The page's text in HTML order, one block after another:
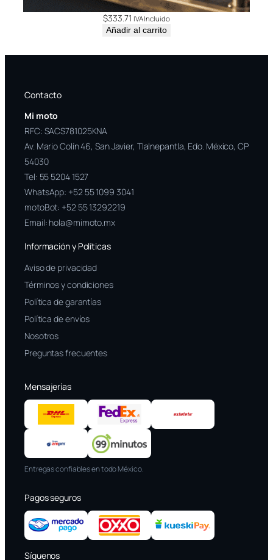
$333.71 IVA Incluido
Añadir al carrito
Contacto
Mi moto
RFC: SACS781025KNA
Av. Mario Colín 46, San Javier, Tlalnepantla, Edo. México, CP
54030
Tel: 55 5204 1527
WhatsApp: +52 55 1099 3041
motoBot: +52 55 13292219
Email: hola@mimoto.mx
Información y Políticas
Aviso de privacidad
Términos y condiciones
Política de garantías
Política de envíos
Nosotros
Preguntas frecuentes
Mensajerías
Entregas confiables en todo México.
Pagos seguros
Síguenos